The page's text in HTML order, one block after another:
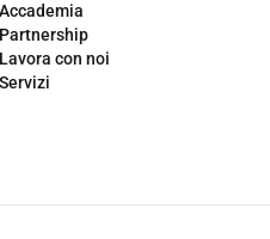
Accademia
Partnership
Lavora con noi
Servizi